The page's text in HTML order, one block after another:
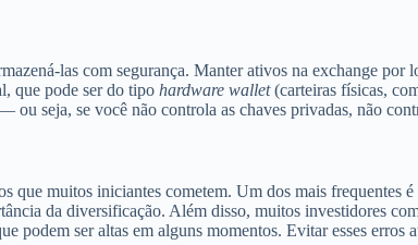
las com segurança. Manter ativos na exchange
que pode ser do tipo hardware wallet(carteiras físicas,
seja, se você não controla as chaves privadas, não
que muitos iniciantes cometem. Um dos mais frequentes
da diversificação. Além disso, muitos investidores
podem ser altas em alguns momentos. Evitar esses